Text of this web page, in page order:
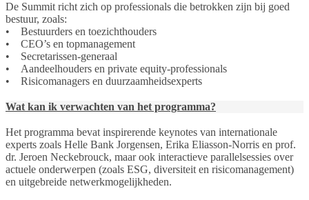
De Summit richt zich op professionals die betrokken zijn bij goed
bestuur, zoals:
• Bestuurders en toezichthouders
• CEO’s en topmanagement
• Secretarissen-generaal
• Aandeelhouders en private equity-professionals
• Risicomanagers en duurzaamheidsexperts
Wat kan ik verwachten van het programma?
Het programma bevat inspirerende keynotes van internationale
experts zoals Helle Bank Jorgensen, Erika Eliasson-Norris en prof.
dr. Jeroen Neckebrouck, maar ook interactieve parallelsessies over
actuele onderwerpen (zoals ESG, diversiteit en risicomanagement)
en uitgebreide netwerkmogelijkheden.